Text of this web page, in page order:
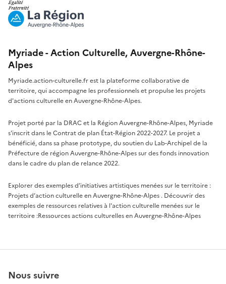
Myriade - Action Culturelle, Auvergne-Rhône-
Alpes
Myriade.action-culturelle.fr est la plateforme collaborative de
territoire, qui accompagne les professionnels et propulse les projets
d'actions culturelle en Auvergne-Rhône-Alpes.
Projet porté par la DRAC et la Région Auvergne-Rhône-Alpes, Myriade
s'inscrit dans le Contrat de plan État-Région 2022-2027. Le projet a
bénéficié, dans sa phase prototype, du soutien du Lab-Archipel de la
Préfecture de région Auvergne-Rhône-Alpes sur des fonds innovation
dans le cadre du plan de relance 2022.
Explorer des exemples d’initiatives artistiques menées sur le territoire :
Projets d’action culturelle en Auvergne-Rhône-Alpes . Découvrir des
exemples de ressources relatives à l'action culturelle menées sur le
territoire :Ressources actions culturelles en Auvergne-Rhône-Alpes
Nous suivre